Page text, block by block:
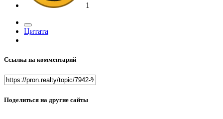
1
Цитата
Ссылка на комментарий
Поделиться на другие сайты